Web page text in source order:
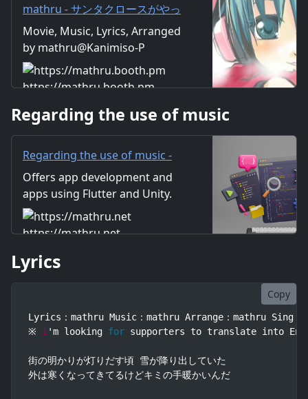
なってきてるけどキミの手暖か
いんだ 街が雪に覆われだす頃 シ
アワセに満ちていた 恋人たちが
歩いてるこの通りを抜けていっ
た 時に些細なことでぶつかって
思い出が降り積もってこの日の
私たちを作るの サンタクロース
mathru - サンタクロースがやっ
てくる feat. 初音ミク - Santa
Claus is coming feat. Miku
Hatsune - mathruねっと -
BOOTH
Movie, Music, Lyrics, Arranged
by mathru@Kanimiso-P
https://mathru.booth.pm
Regarding the use of music
Regarding the use of music -
mathru.net | App
Development with Flutter,
Unity/Music and Video
Production/Material
Distribution
Offers app development and
apps using Flutter and Unity.
Includes information on music
and videos created by the
images and video materials.
We also accept orders for
https://mathru.net
Lyrics
Copy
Lyrics：mathru Music：mathru Arrange：mathru Sing：
※ I 'm looking for supporters to translate into
街の明かりが灯りだす頃 雪が降り出していた
外は寒くなってきてるけどキミの手暖かいんだ